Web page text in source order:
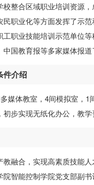
整合区域职业培训资源
职业化等方面发挥了示
工职业技能培训示范单位
国教育报等多家媒体报道
件介绍
媒体教室，4间模拟室，
步实现无纸化办公，教学
融合，实现高素质技能
智能控制学院党支部副